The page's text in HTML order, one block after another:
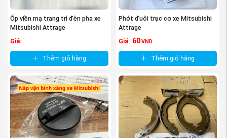
Ốp viền mạ trang trí đèn pha xe
Mitsubishi Attrage
Giá:
Thêm giỏ hàng
Phớt đuôi trục cơ xe Mitsubishi
Attrage
Giá: 60 VND
Thêm giỏ hàng